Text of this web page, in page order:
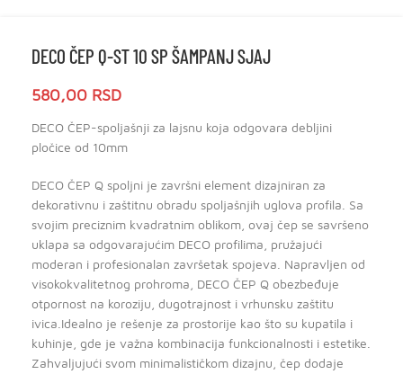
DECO ČEP Q-ST 10 SP ŠAMPANJ SJAJ
580,00 RSD
DECO ČEP-spoljašnji za lajsnu koja odgovara debljini
pločice od 10mm
DECO ČEP Q spoljni je završni element dizajniran za
dekorativnu i zaštitnu obradu spoljašnjih uglova profila. Sa
svojim preciznim kvadratnim oblikom, ovaj čep se savršeno
uklapa sa odgovarajućim DECO profilima, pružajući
moderan i profesionalan završetak spojeva. Napravljen od
visokokvalitetnog prohroma, DECO ČEP Q obezbeđuje
otpornost na koroziju, dugotrajnost i vrhunsku zaštitu
ivica.Idealno je rešenje za prostorije kao što su kupatila i
kuhinje, gde je važna kombinacija funkcionalnosti i estetike.
Zahvaljujući svom minimalističkom dizajnu, čep dodaje